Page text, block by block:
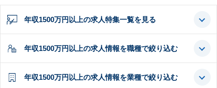
年収1500万円以上の求人特集一覧を見る
年収1500万円以上の求人情報を職種で絞り込む
年収1500万円以上の求人情報を業種で絞り込む